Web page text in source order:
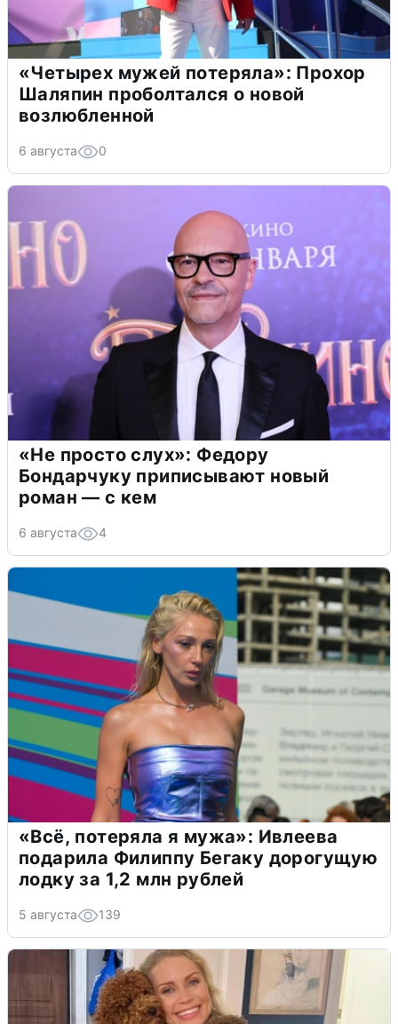
«Четырех мужей потеряла»: Прохор
Шаляпин проболтался о новой
возлюбленной
6 августа 0
«Не просто слух»: Федору
Бондарчуку приписывают новый
роман — с кем
6 августа 4
«Всё, потеряла я мужа»: Ивлеева
подарила Филиппу Бегаку дорогущую
лодку за 1,2 млн рублей
5 августа 139